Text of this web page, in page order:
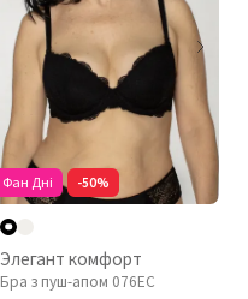
Фан Дні -50%
Элегант комфорт
Бра з пуш-апом 076EC